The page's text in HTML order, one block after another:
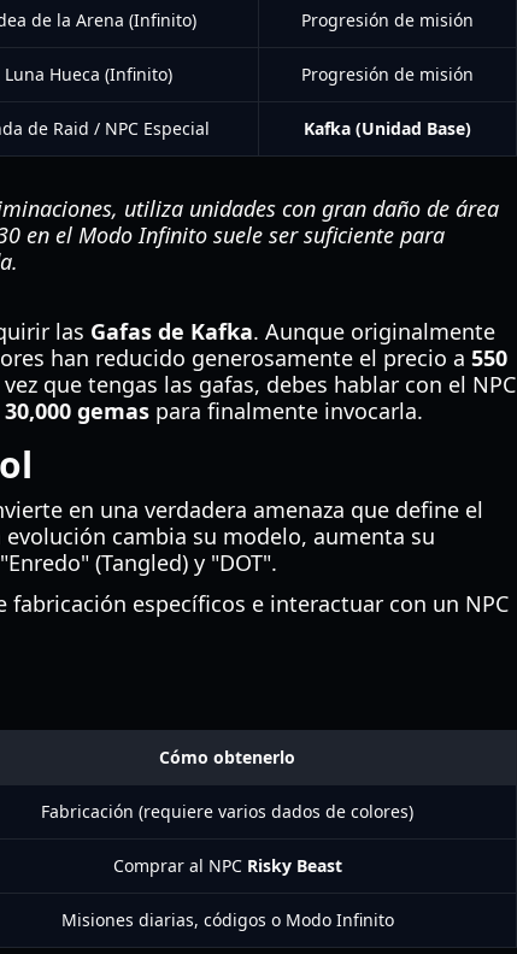
de la Arena (Infinito) Progresión de misión
Luna Hueca (Infinito) Progresión de misión
de Raid / NPC Especial Kafka (Unidad Base)
utiliza unidades con gran daño de área
en el Modo Infinito suele ser suficiente para
las Gafas de Kafka. Aunque originalmente
han reducido generosamente el precio a 550
que tengas las gafas, debes hablar con el NPC
gemas para finalmente invocarla.
en una verdadera amenaza que define el
evolución cambia su modelo, aumenta su
(Tangled) y "DOT".
específicos e interactuar con un NPC
Cómo obtenerlo
Fabricación (requiere varios dados de colores)
Comprar al NPC Risky Beast
Misiones diarias, códigos o Modo Infinito